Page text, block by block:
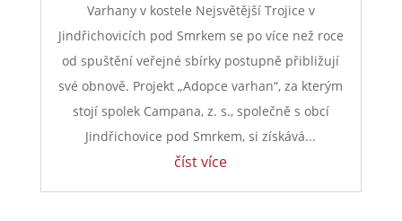
Varhany v kostele Nejsvětější Trojice v
Jindřichovicích pod Smrkem se po více než roce
od spuštění veřejné sbírky postupně přibližují
své obnově. Projekt „Adopce varhan“, za kterým
stojí spolek Campana, z. s., společně s obcí
Jindřichovice pod Smrkem, si získává...
číst více